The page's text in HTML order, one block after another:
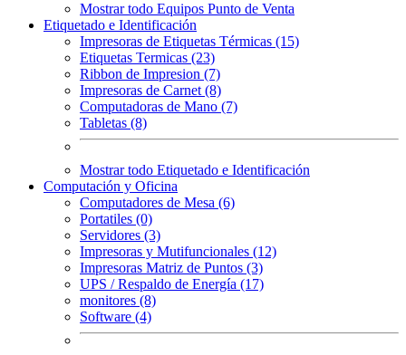
Mostrar todo Equipos Punto de Venta
Etiquetado e Identificación
Impresoras de Etiquetas Térmicas (15)
Etiquetas Termicas (23)
Ribbon de Impresion (7)
Impresoras de Carnet (8)
Computadoras de Mano (7)
Tabletas (8)
Mostrar todo Etiquetado e Identificación
Computación y Oficina
Computadores de Mesa (6)
Portatiles (0)
Servidores (3)
Impresoras y Mutifuncionales (12)
Impresoras Matriz de Puntos (3)
UPS / Respaldo de Energía (17)
monitores (8)
Software (4)